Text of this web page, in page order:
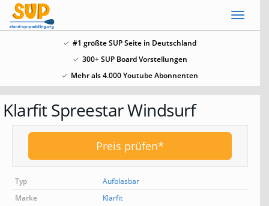
Skip
#1 größte SUP Seite in Deutschland
300+ SUP Board Vorstellungen
Mehr als 4.000 Youtube Abonnenten
Klarfit Spreestar Windsurf
Preis prüfen*
Typ
Aufblasbar
Marke
Klarfit
SSV: Große Bluefin Sonderangebote
In unserem SUP Board Test 2024 haben wir alle
aktuellen Bluefin Boards getestet und waren
überzeugt! Aktuell gib es wieder großeBluefin
Sonderangebote hier